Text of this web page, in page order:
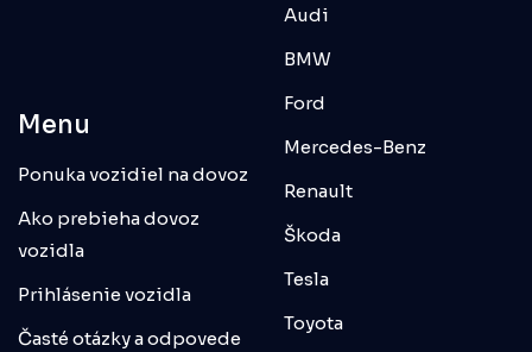
Menu
Ponuka vozidiel na dovoz
Ako prebieha dovoz
vozidla
Prihlásenie vozidla
Časté otázky a odpovede
Audi
BMW
Ford
Mercedes-Benz
Renault
Škoda
Tesla
Toyota